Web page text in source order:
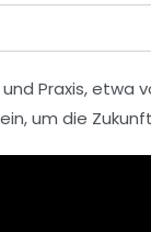
Praxis, etwa
um die